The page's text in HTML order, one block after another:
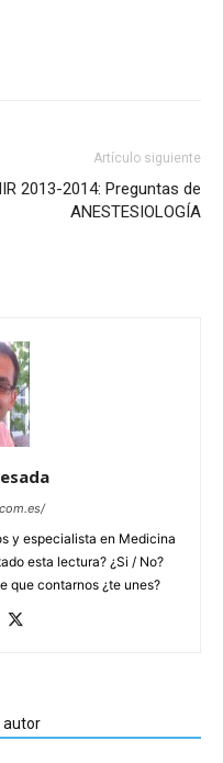
Artículo siguiente
2013-2014: Preguntas de
ANESTESIOLOGÍA
y especialista en Medicina
esta lectura? ¿Si / No?
que contarnos ¿te unes?
autor